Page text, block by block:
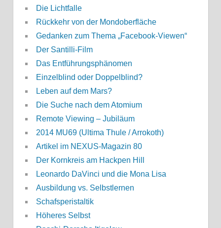
Die Lichtfalle
Rückkehr von der Mondoberfläche
Gedanken zum Thema „Facebook-Viewen“
Der Santilli-Film
Das Entführungsphänomen
Einzelblind oder Doppelblind?
Leben auf dem Mars?
Die Suche nach dem Atomium
Remote Viewing – Jubiläum
2014 MU69 (Ultima Thule / Arrokoth)
Artikel im NEXUS-Magazin 80
Der Kornkreis am Hackpen Hill
Leonardo DaVinci und die Mona Lisa
Ausbildung vs. Selbstlernen
Schafsperistaltik
Höheres Selbst